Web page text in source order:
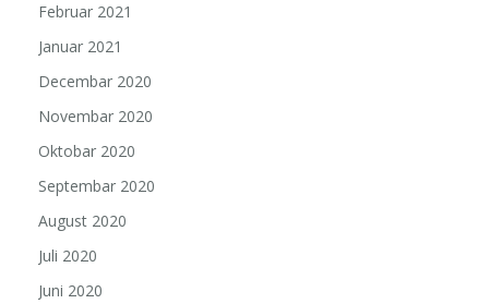
Februar 2021
Januar 2021
Decembar 2020
Novembar 2020
Oktobar 2020
Septembar 2020
August 2020
Juli 2020
Juni 2020